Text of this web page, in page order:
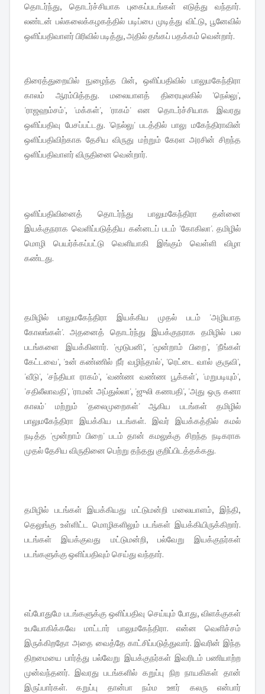
தொடர்ந்து, தொடர்ச்சியாக புகைப்படங்கள் எடுத்து வந்தார்.
லண்டன் பல்கலைக்கழகத்தில் படிப்பை முடித்து விட்டு, பூனேவில்
ஒளிப்பதிவாளர் பிரிவில் படித்து, அதில் தங்கப் பதக்கம் வென்றார்.
திரைத்துறையில் நுழைந்த பின், ஒளிப்பதிவில் பாலுமகேந்திரா
காலம் ஆரம்பித்தது. மலையாளத் திரையுலகில் 'நெல்லு',
'ராஜஹம்சம்', 'மக்கள்', 'ராகம்' என தொடர்ச்சியாக இவரது
ஒளிப்பதிவு பேசப்பட்டது. 'நெல்லு' படத்தில் பாலு மகேந்திராவின்
ஒளிப்பதிவிற்காக தேசிய விருது மற்றும் கேரள அரசின் சிறந்த
ஒளிப்பதிவாளர் விருதினை வென்றார்.
ஒளிப்பதிவினைத் தொடர்ந்து பாலுமகேந்திரா தன்னை
இயக்குநராக வெளிப்படுத்திய கன்னடப் படம் 'கோகிலா'. தமிழில்
மொழி பெயர்க்கப்பட்டு வெளியாகி இங்கும் வெள்ளி விழா
கண்டது.
தமிழில் பாலுமகேந்திரா இயக்கிய முதல் படம் 'அழியாத
கோலங்கள்'. அதனைத் தொடர்ந்து இயக்குநராக தமிழில் பல
படங்களை இயக்கினார். 'மூடுபனி', 'மூன்றாம் பிறை', 'நீங்கள்
கேட்டவை', 'உன் கண்ணில் நீர் வழிந்தால்', 'ரெட்டை வால் குருவி',
'வீடு', 'சந்தியா ராகம்', 'வண்ண வண்ண பூக்கள்', 'மறுபடியும்',
'சதிலீலாவதி', 'ராமன் அப்துல்லா', 'ஜுலி கணபதி', 'அது ஒரு கனா
காலம்' மற்றும் 'தலைமுறைகள்' ஆகிய படங்கள் தமிழில்
பாலுமகேந்திரா இயக்கிய படங்கள். இவர் இயக்கத்தில் கமல்
நடித்த 'மூன்றாம் பிறை' படம் தான் கமலுக்கு சிறந்த நடிகராக
முதல் தேசிய விருதினை பெற்று தந்தது குறிப்பிடத்தக்கது.
தமிழில் படங்கள் இயக்கியது மட்டுமன்றி மலையாளம், இந்தி,
தெலுங்கு உள்ளிட்ட மொழிகளிலும் படங்கள் இயக்கியிருக்கிறார்.
படங்கள் இயக்குவது மட்டுமன்றி, பல்வேறு இயக்குநர்கள்
படங்களுக்கு ஒளிப்பதிவும் செய்து வந்தார்.
எப்போதுமே படங்களுக்கு ஒளிப்பதிவு செய்யும் போது, விளக்குகள்
உபயோகிக்கவே மாட்டார் பாலுமகேந்திரா. என்ன வெளிச்சம்
இருக்கிறதோ அதை வைத்தே காட்சிப்படுத்துவார். இவரின் இந்த
திறமையை பார்த்து பல்வேறு இயக்குநர்கள் இவரிடம் பணியாற்ற
முன்வந்தனர். இவரது படங்களில் கறுப்பு நிற நாயகிகள் தான்
இருப்பார்கள். கறுப்பு தான்பா நம்ம ஊர் கலரு என்பார்